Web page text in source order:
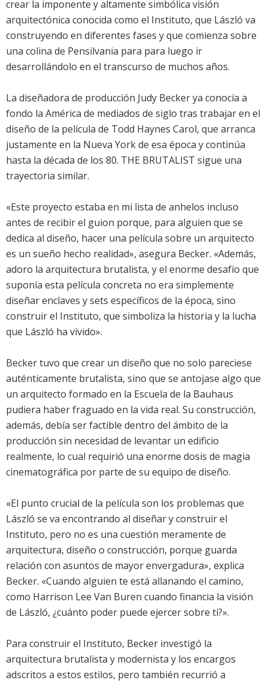
crear la imponente y altamente simbólica visión
arquitectónica conocida como el Instituto, que László va
construyendo en diferentes fases y que comienza sobre
una colina de Pensilvania para para luego ir
desarrollándolo en el transcurso de muchos años.
La diseñadora de producción Judy Becker ya conocía a
fondo la América de mediados de siglo tras trabajar en el
diseño de la película de Todd Haynes Carol, que arranca
justamente en la Nueva York de esa época y continúa
hasta la década de los 80. THE BRUTALIST sigue una
trayectoria similar.
«Este proyecto estaba en mi lista de anhelos incluso
antes de recibir el guion porque, para alguien que se
dedica al diseño, hacer una película sobre un arquitecto
es un sueño hecho realidad», asegura Becker. «Además,
adoro la arquitectura brutalista, y el enorme desafío que
suponía esta película concreta no era simplemente
diseñar enclaves y sets específicos de la época, sino
construir el Instituto, que simboliza la historia y la lucha
que László ha vivido».
Becker tuvo que crear un diseño que no solo pareciese
auténticamente brutalista, sino que se antojase algo que
un arquitecto formado en la Escuela de la Bauhaus
pudiera haber fraguado en la vida real. Su construcción,
además, debía ser factible dentro del ámbito de la
producción sin necesidad de levantar un edificio
realmente, lo cual requirió una enorme dosis de magia
cinematográfica por parte de su equipo de diseño.
«El punto crucial de la película son los problemas que
László se va encontrando al diseñar y construir el
Instituto, pero no es una cuestión meramente de
arquitectura, diseño o construcción, porque guarda
relación con asuntos de mayor envergadura», explica
Becker. «Cuando alguien te está allanando el camino,
como Harrison Lee Van Buren cuando financia la visión
de László, ¿cuánto poder puede ejercer sobre ti?».
Para construir el Instituto, Becker investigó la
arquitectura brutalista y modernista y los encargos
adscritos a estos estilos, pero también recurrió a